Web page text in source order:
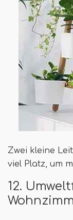
Zwei kleine
viel Platz, um
12.